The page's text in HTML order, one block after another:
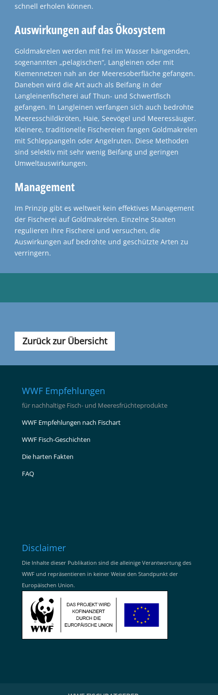
schnell erholen können.
Auswirkungen auf das Ökosystem
Goldmakrelen werden mit frei im Wasser hängenden,
sogenannten „pelagischen“, Langleinen oder mit
Kiemennetzen nah an der Meeresoberfläche gefangen.
Daneben wird die Art auch als Beifang in der
Langleinenfischerei auf Thun- und Schwertfisch
gefangen. In Langleinen verfangen sich auch bedrohte
Meeresschildkröten, Haie, Seevögel und Meeressäuger.
Kleinere, traditionelle Fischereien fangen Goldmakrelen
mit Schleppangeln oder Angelruten. Diese Methoden
sind selektiv mit sehr wenig Beifang und geringen
Umweltauswirkungen.
Management
Im Prinzip gibt es weltweit kein effektives Management
der Fischerei auf Goldmakrelen. Einzelne Staaten
regulieren ihre Fischerei und versuchen, die
Auswirkungen auf bedrohte und geschützte Arten zu
verringern.
Zurück zur Übersicht
WWF Empfehlungen
für nachhaltige Fisch- und Meeresfrüchteprodukte
WWF Empfehlungen nach Fischart
WWF Fisch-Geschichten
Die harten Fakten
FAQ
Disclaimer
Die Inhalte dieser Publikation sind die alleinige Verantwortung des
WWF und repräsentieren in keiner Weise den Standpunkt der
Europäischen Union.